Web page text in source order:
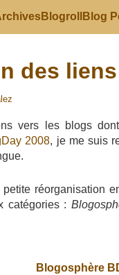
Blogroll Blog
des liens
vers les blogs
2008, je me suis
réorganisation
catégories :
Blogosphère